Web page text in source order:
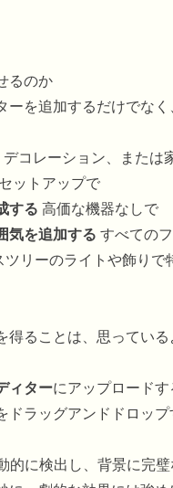
るのか
ーを追加するだけでな
コレーション、または
ットアップで
する 高価な機器なしで
気を追加する すべての
リーのライトや飾り
得ることは、思ってい
ィターにアップロード
ラッグアンドドロップ
的に検出し、背景に完